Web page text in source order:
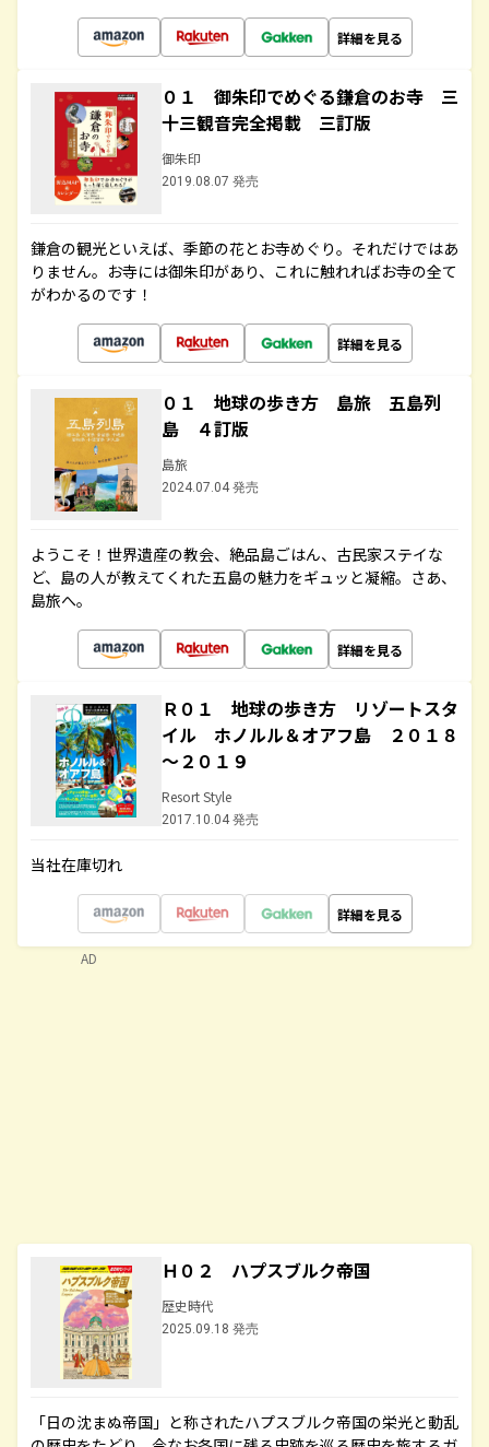
詳細を見る
０１ 御朱印でめぐる鎌倉のお寺 三
十三観音完全掲載 三訂版
御朱印
2019.08.07 発売
鎌倉の観光といえば、季節の花とお寺めぐり。それだけではあ
りません。お寺には御朱印があり、これに触れればお寺の全て
がわかるのです！
詳細を見る
０１ 地球の歩き方 島旅 五島列
島 ４訂版
島旅
2024.07.04 発売
ようこそ！世界遺産の教会、絶品島ごはん、古民家ステイな
ど、島の人が教えてくれた五島の魅力をギュッと凝縮。さあ、
島旅へ。
詳細を見る
Ｒ０１ 地球の歩き方 リゾートスタ
イル ホノルル＆オアフ島 ２０１８
～２０１９
Resort Style
2017.10.04 発売
当社在庫切れ
詳細を見る
Ｈ０２ ハプスブルク帝国
歴史時代
2025.09.18 発売
「日の沈まぬ帝国」と称されたハプスブルク帝国の栄光と動乱
AD